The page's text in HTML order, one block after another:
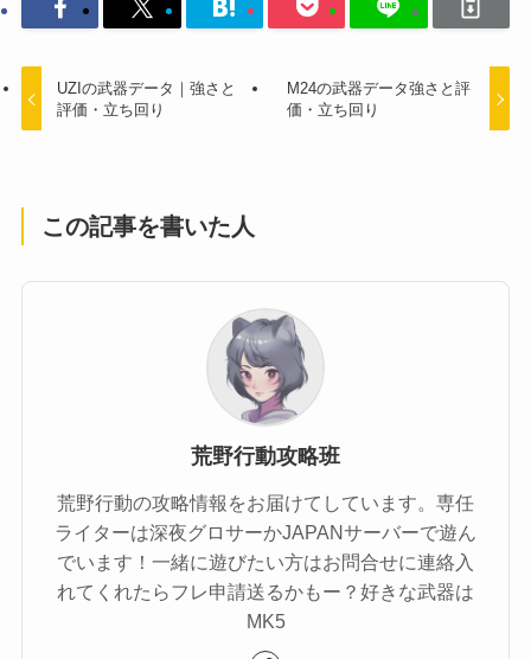
UZIの武器データ｜強さと
評価・立ち回り
M24の武器データ強さと評
価・立ち回り
この記事を書いた人
荒野行動攻略班
荒野行動の攻略情報をお届けてしています。専任
ライターは深夜グロサーかJAPANサーバーで遊ん
でいます！一緒に遊びたい方はお問合せに連絡入
れてくれたらフレ申請送るかもー？好きな武器は
MK5